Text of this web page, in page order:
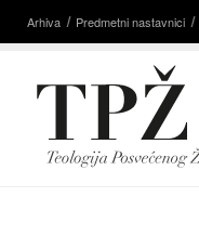
Arhiva Predmetni nastavnici